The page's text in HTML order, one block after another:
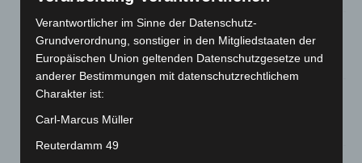
Niedersachsen: Feuerwehrkräfte kehren nach
Waldbrandeinsatz aus Spanien zurück
7. August 2026
Hannover: Erste Tigermücken-Population in Niedersachsen
Verantwortlicher im Sinne der Datenschutz-
Grundverordnung, sonstiger in den Mitgliedstaaten der
Europäischen Union geltenden Datenschutzgesetze und
anderer Bestimmungen mit datenschutzrechtlichem
Charakter ist:
Carl-Marcus Müller
Reuterdamm 49